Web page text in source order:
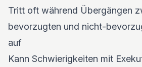
Tritt oft während Übergängen
bevorzugten und nicht-
auf
Kann Schwierigkeiten mit